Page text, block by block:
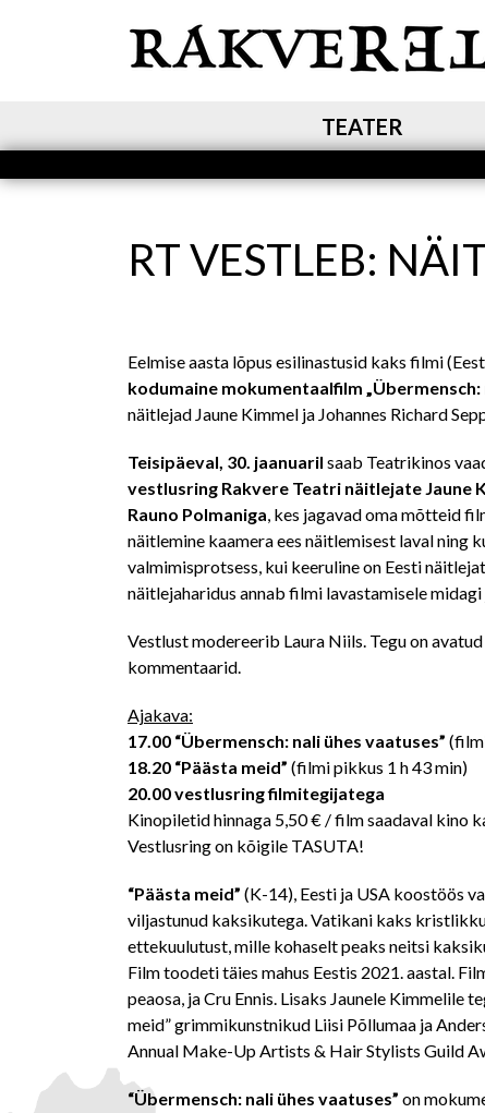
TEATER
RT VESTLEB:
Eelmise aasta lõpus esilinastusid kaks filmi
kodumaine mokumentaalfilm „Übermensch:
näitlejad Jaune Kimmel ja Johannes Richard
Teisipäeval, 30. jaanuaril saab Teatrikinos
vestlusring Rakvere Teatri näitlejate Jaune
Rauno Polmaniga, kes jagavad oma mõtteid
näitlemine kaamera ees näitlemisest laval ning
valmimisprotsess, kui keeruline on Eesti
näitlejaharidus annab filmi lavastamisele midagi
Vestlust modereerib Laura Niils. Tegu on
kommentaarid.
Ajakava:
17.00 “Übermensch: nali ühes vaatuses”
18.20 “Päästa meid” (filmi pikkus 1 h 43 min)
20.00 vestlusring filmitegijatega
Kinopiletid hinnaga 5,50 € / film saadaval kino
Vestlusring on kõigile TASUTA!
“Päästa meid” (K-14), Eesti ja USA koostöös
viljastunud kaksikutega. Vatikani kaks
ettekuulutust, mille kohaselt peaks neitsi
Film toodeti täies mahus Eestis 2021. aastal.
peaosa, ja Cru Ennis. Lisaks Jaunele Kimmelile
meid” grimmikunstnikud Liisi Põllumaa ja
Annual Make-Up Artists & Hair Stylists Guild
“Übermensch: nali ühes vaatuses” on